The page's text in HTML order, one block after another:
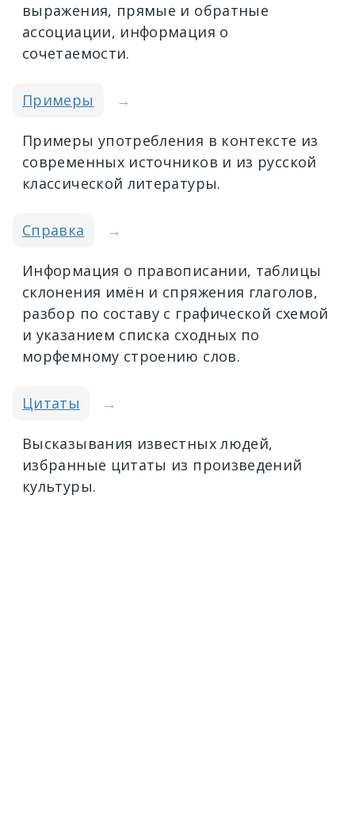
выражения, прямые и обратные
ассоциации, информация о
сочетаемости.
Примеры →
Примеры употребления в контексте из
современных источников и из русской
классической литературы.
Справка →
Информация о правописании, таблицы
склонения имён и спряжения глаголов,
разбор по составу с графической схемой
и указанием списка сходных по
морфемному строению слов.
Цитаты →
Высказывания известных людей,
избранные цитаты из произведений
культуры.